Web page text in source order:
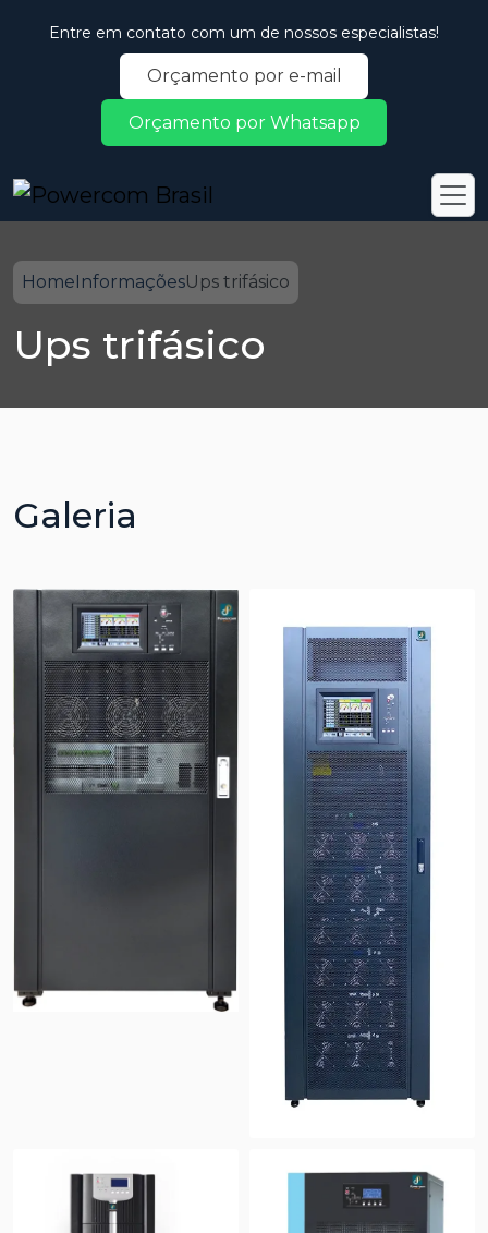
Entre em contato com um de nossos especialistas!
Orçamento por e-mail
Orçamento por Whatsapp
Home InformaçõesUps trifásico
Ups trifásico
Galeria